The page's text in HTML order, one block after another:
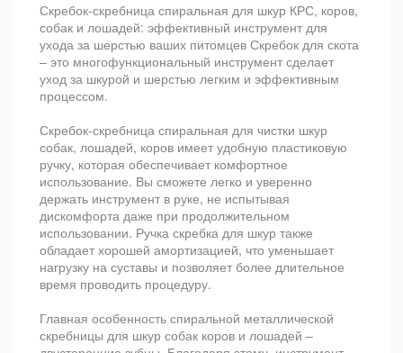
Скребок-скребница спиральная для шкур КРС, коров,
собак и лошадей: эффективный инструмент для
ухода за шерстью ваших питомцев Скребок для скота
– это многофункциональный инструмент сделает
уход за шкурой и шерстью легким и эффективным
процессом.
Скребок-скребница спиральная для чистки шкур
собак, лошадей, коров имеет удобную пластиковую
ручку, которая обеспечивает комфортное
использование. Вы сможете легко и уверенно
держать инструмент в руке, не испытывая
дискомфорта даже при продолжительном
использовании. Ручка скребка для шкур также
обладает хорошей амортизацией, что уменьшает
нагрузку на суставы и позволяет более длительное
время проводить процедуру.
Главная особенность спиральной металлической
скребницы для шкур собак коров и лошадей –